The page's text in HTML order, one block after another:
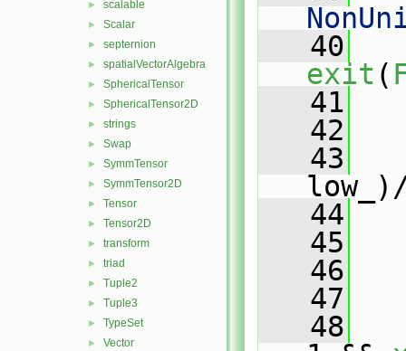
► scalable
► Scalar
► septernion
► spatialVectorAlgebra
► SphericalTensor
► SphericalTensor2D
► strings
► Swap
► SymmTensor
► SymmTensor2D
► Tensor
► Tensor2D
► transform
► triad
► Tuple2
► Tuple3
► TypeSet
► Vector
   40
exit (
   41
   42
   43
   44
   45
   46
   47
   48